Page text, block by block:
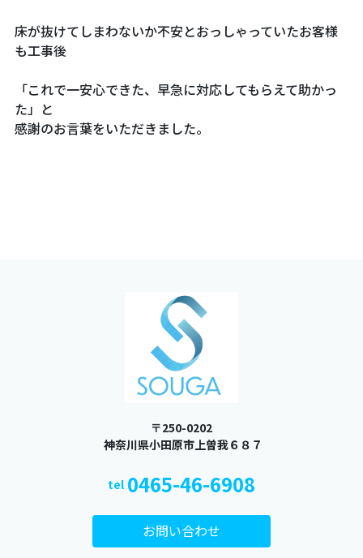
床が抜けてしまわないか不安とおっしゃっていたお客様
も工事後
「これで一安心できた、早急に対応してもらえて助かっ
た」と
感謝のお言葉をいただきました。
〒250-0202
​​​​​​​ 神奈川県小田原市上曽我６８７
tel 0465-46-6908
お問い合わせ